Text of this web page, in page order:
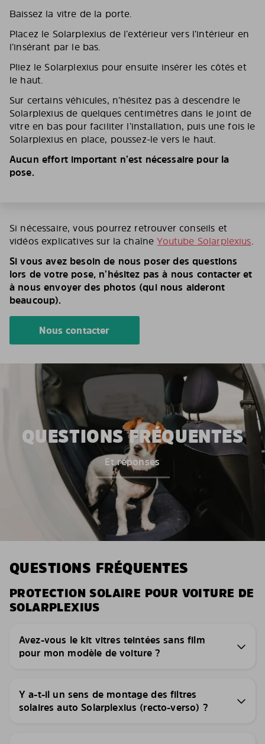
Baissez la vitre de la porte.
Placez le Solarplexius de l’extérieur vers l’intérieur en
l’insérant par le bas.
Pliez le Solarplexius pour ensuite insérer les côtés et
le haut.
Sur certains véhicules, n’hésitez pas à descendre le
Solarplexius de quelques centimètres dans le joint de
vitre en bas pour faciliter l’installation, puis une fois le
Solarplexius en place, poussez-le vers le haut.
Aucun effort important n’est nécessaire pour la
pose.
Si nécessaire, vous pourrez retrouver conseils et
vidéos explicatives sur la chaîneYoutube Solarplexius.
Si vous avez besoin de nous poser des questions
lors de votre pose, n’hésitez pas à nous contacter et
à nous envoyer des photos (qui nous aideront
beaucoup).
Nous contacter
QUESTIONS FRÉQUENTES
Et réponses
QUESTIONS FRÉQUENTES
PROTECTION SOLAIRE POUR VOITURE DE
SOLARPLEXIUS
Avez-vous le kit vitres teintées sans film
pour mon modèle de voiture ?
Y a-t-il un sens de montage des filtres
solaires auto Solarplexius (recto-verso) ?